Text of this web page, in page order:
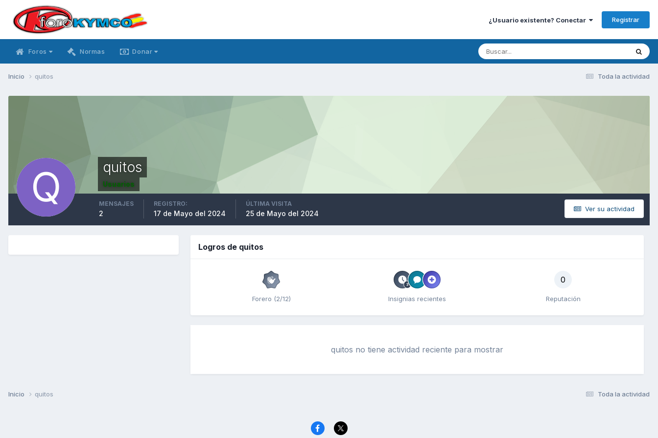
¿Usuario existente? Conectar Registrar
Foros Normas Donar
Toda la actividad
Inicio quitos
quitos
Usuarios
Ver su actividad
MENSAJES
2
REGISTRO:
17 de Mayo del 2024
ÚLTIMA VISITA
25 de Mayo del 2024
Logros de quitos
Forero (2/12) Insignias recientes
0
Reputación
quitos no tiene actividad reciente para mostrar
Toda la actividad
Inicio quitos